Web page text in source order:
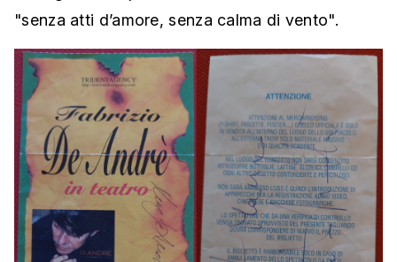
"senza atti d’amore, senza calma di vento".